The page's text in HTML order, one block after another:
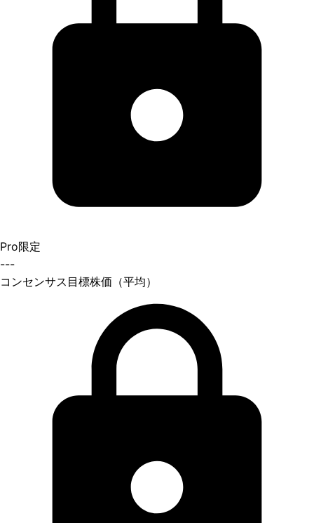
Pro限定
---
コンセンサス目標株価（平均）